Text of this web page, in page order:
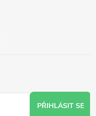
PŘIHLÁSIT SE